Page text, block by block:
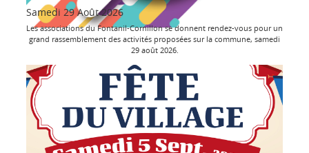
Samedi 29 Août 2026
Les associations du Fontanil-Cornillon se donnent rendez-vous pour un
grand rassemblement des activités proposées sur la commune, samedi
29 août 2026.